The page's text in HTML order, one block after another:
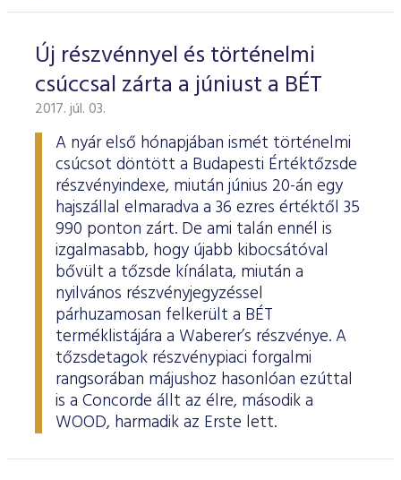
Új részvénnyel és történelmi
csúccsal zárta a júniust a BÉT
2017. júl. 03.
A nyár első hónapjában ismét történelmi
csúcsot döntött a Budapesti Értéktőzsde
részvényindexe, miután június 20-án egy
hajszállal elmaradva a 36 ezres értéktől 35
990 ponton zárt. De ami talán ennél is
izgalmasabb, hogy újabb kibocsátóval
bővült a tőzsde kínálata, miután a
nyilvános részvényjegyzéssel
párhuzamosan felkerült a BÉT
terméklistájára a Waberer’s részvénye. A
tőzsdetagok részvénypiaci forgalmi
rangsorában májushoz hasonlóan ezúttal
is a Concorde állt az élre, második a
WOOD, harmadik az Erste lett.